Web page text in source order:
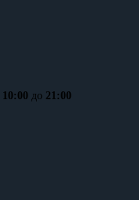
10:00 до 21:00